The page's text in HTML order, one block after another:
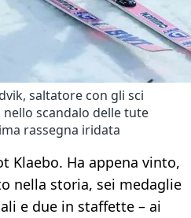
saltatore con gli sci
scandalo delle tute
rassegna iridata
Klaebo. Ha appena vinto,
nella storia, sei medaglie
e due in staffette – ai